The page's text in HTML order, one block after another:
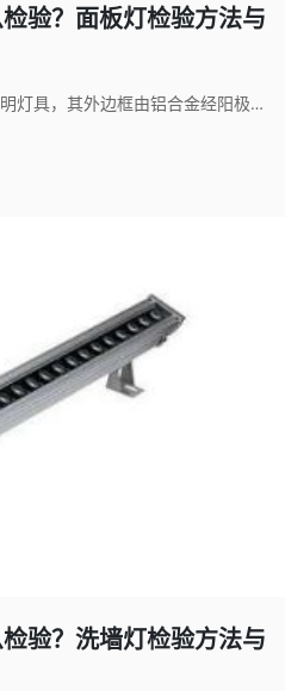
验？面板灯检验方法与
LED面板灯是一款高档的室内照明灯具，其外边框由铝合金经阳极氧化而成，光源为LED，整个灯具设计美观简洁、大气豪华，既有良好的照明效果，又能给人带来美的感受。LED面板灯设计独特，光经过高透光率的导光板后形成一种均匀的平面发光效果，照度均匀性好、光线柔和、舒适而不失明亮，可有效缓解眼疲劳。LED面板灯还能防辐射，不会刺激孕妇、老人、儿童的皮肤。面板灯的质量，是通过检验来确定的。那么面板灯怎么检验呢？本文将为大家详细介绍一下面板灯检验方法与标准，希望大家学有所成。
验？洗墙灯检验方法与